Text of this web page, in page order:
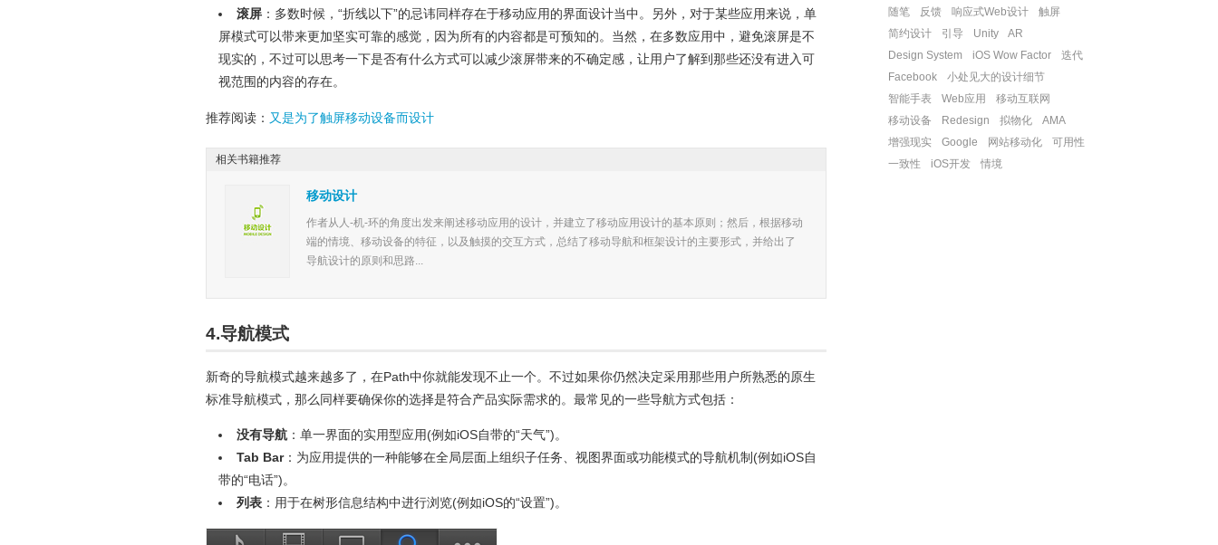
滚屏：多数时候，“折线以下”的忌讳同样存在于移动应用的界面设计当中。另外，对于某些应用来说，单
屏模式可以带来更加坚实可靠的感觉，因为所有的内容都是可预知的。当然，在多数应用中，避免滚屏是不
现实的，不过可以思考一下是否有什么方式可以减少滚屏带来的不确定感，让用户了解到那些还没有进入可
视范围的内容的存在。
推荐阅读： 又是为了触屏移动设备而设计
移动设计
作者从人-机-环的角度出发来阐述移动应用的设计，并建立了移动应用设计的基本原则；然后，根据移动
端的情境、移动设备的特征，以及触摸的交互方式，总结了移动导航和框架设计的主要形式，并给出了
导航设计的原则和思路...
相关书籍推荐
4.导航模式
新奇的导航模式越来越多了，在Path中你就能发现不止一个。不过如果你仍然决定采用那些用户所熟悉的原生
标准导航模式，那么同样要确保你的选择是符合产品实际需求的。最常见的一些导航方式包括：
没有导航：单一界面的实用型应用(例如iOS自带的“天气”)。
Tab Bar：为应用提供的一种能够在全局层面上组织子任务、视图界面或功能模式的导航机制(例如iOS自
带的“电话”)。
列表：用于在树形信息结构中进行浏览(例如iOS的“设置”)。
随笔
反馈 响应式Web设计
触屏
简约设计
引导 Unity
AR
Design System
iOS Wow Factor
迭代
Facebook
小处见大的设计细节
智能手表
Web应用
移动互联网
移动设备
Redesign 拟物化
AMA
增强现实
Google 网站移动化
可用性
一致性
iOS开发 情境